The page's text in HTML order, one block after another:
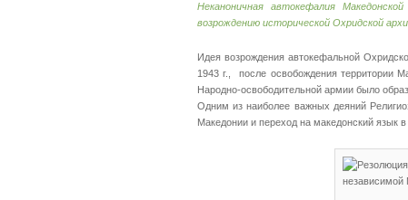
Неканоничная автокефалия
возрождению исторической Охридской
Идея возрождения автокефальной
1943 г., после освобождения территории
Народно-освободительной армии было
Одним из наиболее важных деяний
Македонии и переход на македонский язык в